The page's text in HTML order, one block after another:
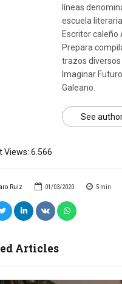
Ruiz 01/03/2020 5 min
Articles
líneas
escuela
Escritor caleño
Prepara
trazos
Imaginar
Galeano.
See
Views: 6.566